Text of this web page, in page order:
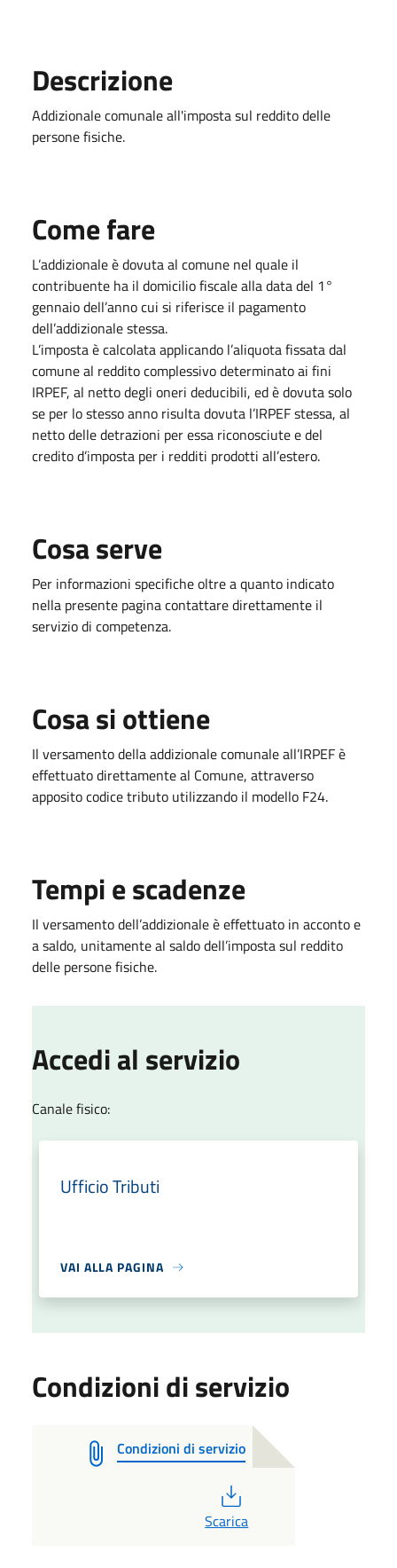
Descrizione
Addizionale comunale all'imposta sul reddito delle
persone fisiche.
Come fare
L’addizionale è dovuta al comune nel quale il
contribuente ha il domicilio fiscale alla data del 1°
gennaio dell’anno cui si riferisce il pagamento
dell’addizionale stessa.
L’imposta è calcolata applicando l’aliquota fissata dal
comune al reddito complessivo determinato ai fini
IRPEF, al netto degli oneri deducibili, ed è dovuta solo
se per lo stesso anno risulta dovuta l’IRPEF stessa, al
netto delle detrazioni per essa riconosciute e del
credito d’imposta per i redditi prodotti all’estero.
Cosa serve
Per informazioni specifiche oltre a quanto indicato
nella presente pagina contattare direttamente il
servizio di competenza.
Cosa si ottiene
Il versamento della addizionale comunale all’IRPEF è
effettuato direttamente al Comune, attraverso
apposito codice tributo utilizzando il modello F24.
Tempi e scadenze
Il versamento dell’addizionale è effettuato in acconto e
a saldo, unitamente al saldo dell’imposta sul reddito
delle persone fisiche.
Accedi al servizio
Canale fisico:
Ufficio Tributi
VAI ALLA PAGINA
Condizioni di servizio
Condizioni di servizio
Scarica